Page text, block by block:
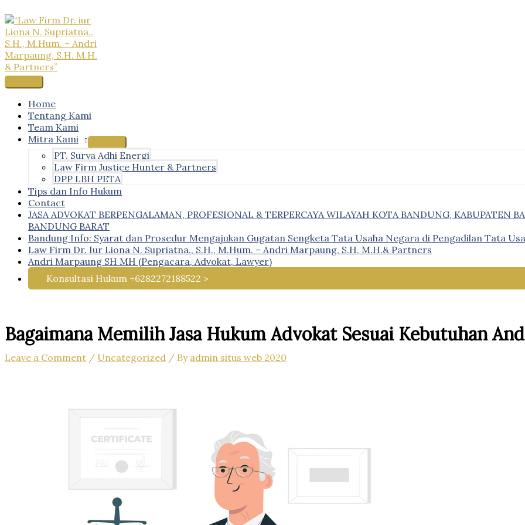
to
content
Main
Menu
Home
Tentang Kami
Team Kami
Mitra Kami
PT. Surya Adhi Energi
Law Firm Justice Hunter & Partners
DPP LBH PETA
Tips dan Info Hukum
Contact
JASA ADVOKAT BERPENGALAMAN, PROFESIONAL & TERPERCAYA WILAYAH KOTA BANDUNG, KABUPATEN
BANDUNG BARAT
Bandung Info: Syarat dan Prosedur Mengajukan Gugatan Sengketa Tata Usaha Negara di Pengadilan Tata
Law Firm Dr. Iur Liona N. Supriatna., S.H., M.Hum. – Andri Marpaung, S.H. M.H.& Partners
Andri Marpaung SH MH (Pengacara, Advokat, Lawyer)
Konsultasi Hukum +6282272188522 >
Bagaimana Memilih Jasa Hukum Advokat Sesuai Kebutuhan
Leave a Comment / Uncategorized / By admin situs web 2020